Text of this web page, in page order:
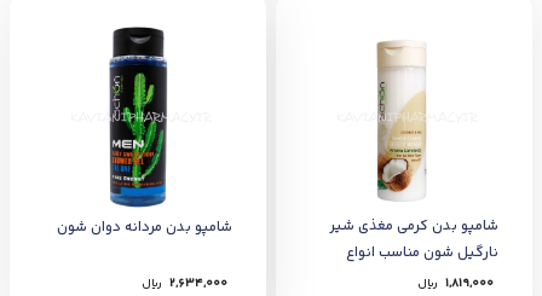
شامپو بدن کرمی مغذی شیر
نارگیل شون مناسب انواع
پوست
1,819,000 ﷼
شامپو بدن مردانه دوان شون
2,634,000 ﷼